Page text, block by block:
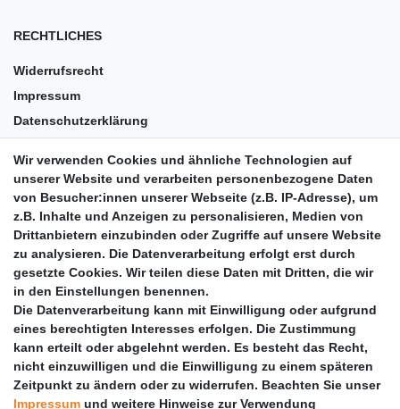
RECHTLICHES
Widerrufsrecht
Impressum
Datenschutzerklärung
Barrierefreiheit
Anleitungen
Vertrag widerrufen
PARTNER
DHL
GLS
PaketPLUS
Wir verwenden Cookies und ähnliche Technologien auf
unserer Website und verarbeiten personenbezogene Daten
von Besucher:innen unserer Webseite (z.B. IP-Adresse), um
z.B. Inhalte und Anzeigen zu personalisieren, Medien von
Drittanbietern einzubinden oder Zugriffe auf unsere Website
zu analysieren. Die Datenverarbeitung erfolgt erst durch
gesetzte Cookies. Wir teilen diese Daten mit Dritten, die wir
in den Einstellungen benennen.
Die Datenverarbeitung kann mit Einwilligung oder aufgrund
eines berechtigten Interesses erfolgen. Die Zustimmung
kann erteilt oder abgelehnt werden. Es besteht das Recht,
nicht einzuwilligen und die Einwilligung zu einem späteren
Zeitpunkt zu ändern oder zu widerrufen. Beachten Sie unser
Impressum und weitere Hinweise zur Verwendung